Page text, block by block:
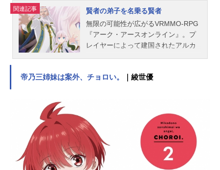
関連記事
賢者の弟子を名乗る賢者
無限の可能性が広がるVRMMO-RPG
『アーク・アースオンライン』。プ
レイヤーによって建国されたアルカ
たプレイヤーの一人だった。ある
に、NPCが実に人間くさい反応を見
せる。――それはゲームが紛れもな
い現実となった証であった。しかも
この世界では、30年もの月日が経っ
ているというのだ。そして何という
帝乃三姉妹は案外、チョロい。 ｜綾世優